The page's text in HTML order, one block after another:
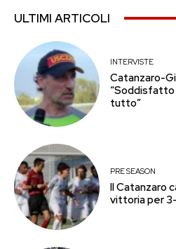
ULTIMI ARTICOLI
INTERVISTE
Catanzaro-
“Soddisfatto
tutto”
PRE SEASON
Il Catanzaro
vittoria per